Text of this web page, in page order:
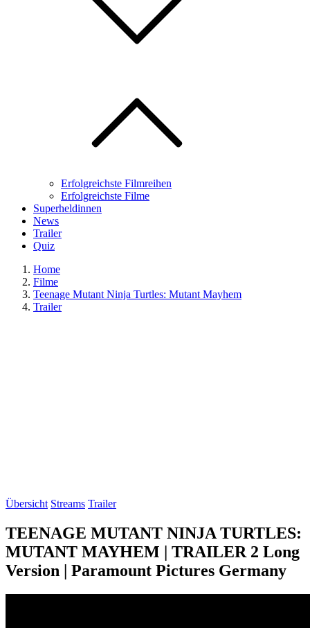
Erfolgreichste Filmreihen
Erfolgreichste Filme
Superheldinnen
News
Trailer
Quiz
Home
Filme
Teenage Mutant Ninja Turtles: Mutant Mayhem
Trailer
Übersicht Streams Trailer
TEENAGE MUTANT NINJA TURTLES:
MUTANT MAYHEM | TRAILER 2 Long
Version | Paramount Pictures Germany